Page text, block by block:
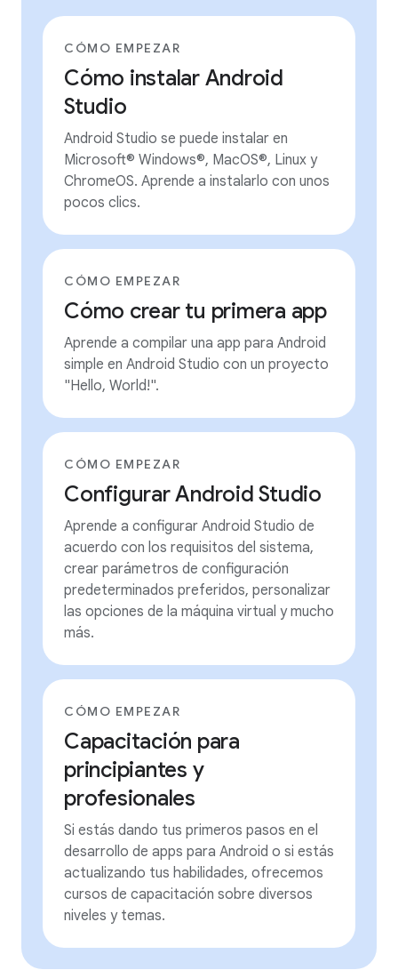
CÓMO EMPEZAR
Cómo instalar Android
Studio
Android Studio se puede instalar en
Microsoft® Windows®, MacOS®, Linux y
ChromeOS. Aprende a instalarlo con unos
pocos clics.
CÓMO EMPEZAR
Cómo crear tu primera app
Aprende a compilar una app para Android
simple en Android Studio con un proyecto
"Hello, World!".
CÓMO EMPEZAR
Configurar Android Studio
Aprende a configurar Android Studio de
acuerdo con los requisitos del sistema,
crear parámetros de configuración
predeterminados preferidos, personalizar
las opciones de la máquina virtual y mucho
más.
CÓMO EMPEZAR
Capacitación para
principiantes y
profesionales
Si estás dando tus primeros pasos en el
desarrollo de apps para Android o si estás
actualizando tus habilidades, ofrecemos
cursos de capacitación sobre diversos
niveles y temas.